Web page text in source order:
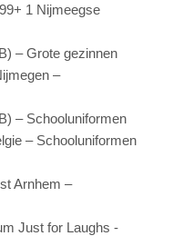
1 Nijmeegse
– Grote gezinnen
–
– Schooluniformen
– Schooluniformen
Arnhem –
Just for Laughs -